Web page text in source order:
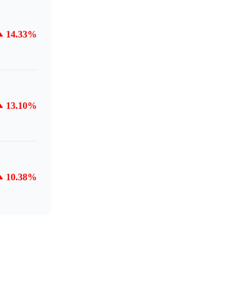
14.33%
13.10%
10.38%